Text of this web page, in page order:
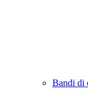
Bandi di